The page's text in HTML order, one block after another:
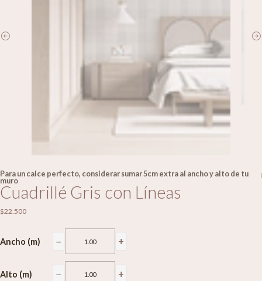
Para un calce perfecto, considerar sumar 5cm extra al ancho y alto de tu
muro
|
Cuadrillé Gris con Líneas
$22.500
Ancho (m) − +
Alto (m) − +